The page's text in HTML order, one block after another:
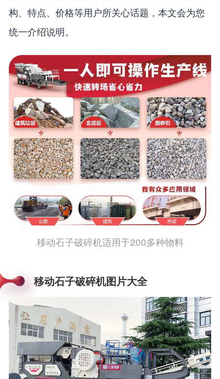
构、特点、价格等用户所关心话题，本文会为您
统一介绍说明。
移动石子破碎机适用于200多种物料
移动石子破碎机图片大全